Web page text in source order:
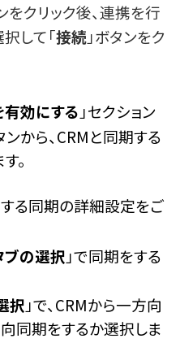
をクリック後、連携を行
して「接続」ボタンをク
効にする 」セクション
ンから、CRMと同期する
。
する同期の詳細設定をご
の選択 」で同期をする
択 」で、CRMから一方向
同期をするか選択しま